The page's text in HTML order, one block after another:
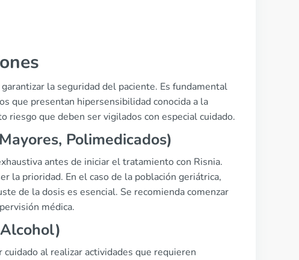
la seguridad del paciente. Es fundamental
que presentan hipersensibilidad conocida a la
riesgo que deben ser vigilados con especial cuidado.
Polimedicados)
antes de iniciar el tratamiento con Risnia.
la prioridad. En el caso de la población geriátrica,
de la dosis es esencial. Se recomienda comenzar
médica.
al realizar actividades que requieren